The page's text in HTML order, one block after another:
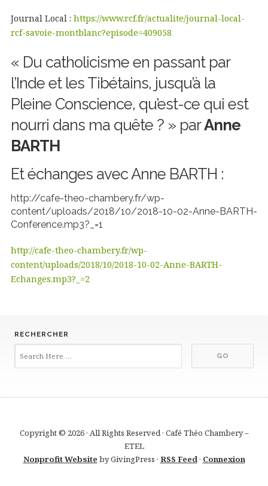
Journal Local : https://www.rcf.fr/actualite/journal-local-
rcf-savoie-montblanc?episode=409058
« Du catholicisme en passant par
l’Inde et les Tibétains, jusqu’à la
Pleine Conscience, qu’est-ce qui est
nourri dans ma quête ? » parAnne
BARTH
Et échanges avec Anne BARTH :
http://cafe-theo-chambery.fr/wp-
content/uploads/2018/10/2018-10-02-Anne-BARTH-
Conference.mp3?_=1
http://cafe-theo-chambery.fr/wp-
content/uploads/2018/10/2018-10-02-Anne-BARTH-
Echanges.mp3?_=2
RECHERCHER
Copyright © 2026 · All Rights Reserved · Café Théo Chambery –
ETEL
Nonprofit Website by GivingPress · RSS Feed· Connexion